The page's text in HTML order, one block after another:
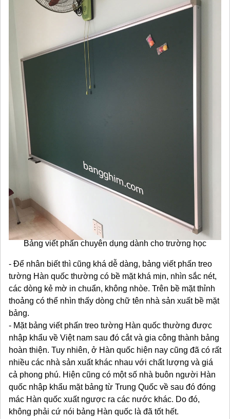
Bảng viết phấn chuyên dụng dành cho trường học
- Để nhân biết thì cũng khá dễ dàng, bảng viết phấn treo
tường Hàn quốc thường có bề mặt khá mịn, nhìn sắc nét,
các dòng kẻ mờ in chuẩn, không nhòe. Trên bề mặt thỉnh
thoảng có thể nhìn thấy dòng chữ tên nhà sản xuất bề mặt
bảng.
- Mặt bảng viết phấn treo tường Hàn quốc thường được
nhập khẩu về Việt nam sau đó cắt và gia công thành bảng
hoàn thiện. Tuy nhiên, ở Hàn quốc hiện nay cũng đã có rất
nhiều các nhà sản xuất khác nhau với chất lượng và giá
cả phong phú. Hiện cũng có một số nhà buôn người Hàn
quốc nhập khẩu mặt bảng từ Trung Quốc về sau đó đóng
mác Hàn quốc xuất ngược ra các nước khác. Do đó,
không phải cứ nói bảng Hàn quốc là đã tốt hết.